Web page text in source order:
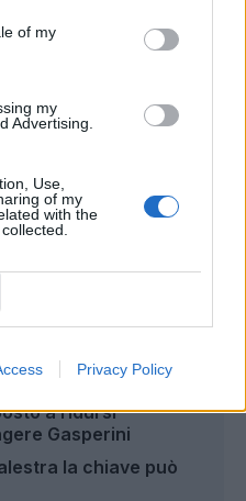
of my
my
Advertising.
Use,
of my
with the
Privacy Policy
più assist? Re
alle sue spalle
a ridursi
Gasperini
la chiave può